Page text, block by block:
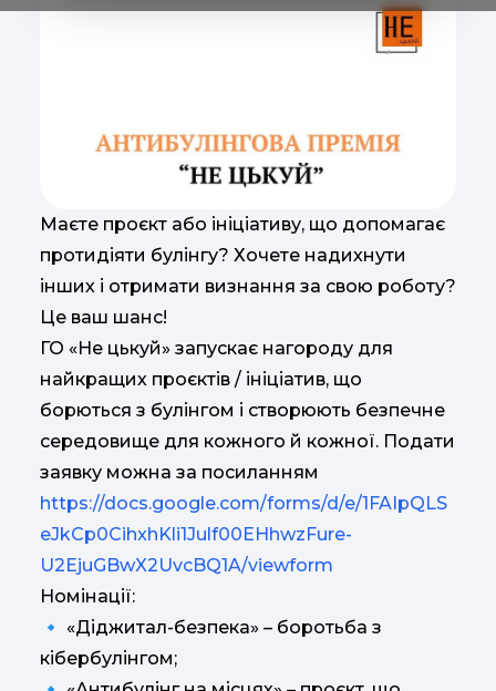
Маєте проєкт або ініціативу, що допомагає
протидіяти булінгу? Хочете надихнути
інших і отримати визнання за свою роботу?
Це ваш шанс!
ГО «Не цькуй» запускає нагороду для
найкращих проєктів / ініціатив, що
борються з булінгом і створюють безпечне
середовище для кожного й кожної. Подати
заявку можна за посиланням
https://docs.google.com/forms/d/e/1FAIpQLS
eJkCp0CihxhKli1Julf00EHhwzFure-
U2EjuGBwX2UvcBQ1A/viewform
Номінації:
🔹 «Діджитал-безпека» – боротьба з
кібербулінгом;